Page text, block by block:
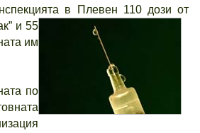
в Плевен 110 дози от
и 55
им
по